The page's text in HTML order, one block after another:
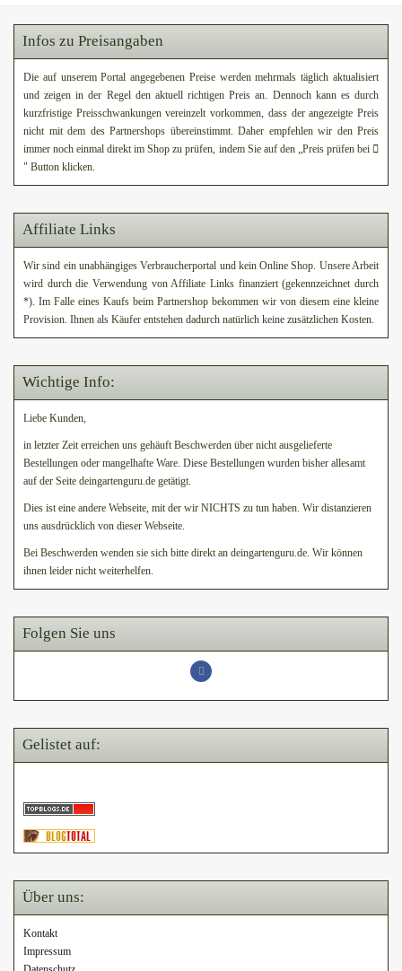
Infos zu Preisangaben
Die auf unserem Portal angegebenen Preise werden mehrmals täglich aktualisiert
und zeigen in der Regel den aktuell richtigen Preis an. Dennoch kann es durch
kurzfristige Preisschwankungen vereinzelt vorkommen, dass der angezeigte Preis
nicht mit dem des Partnershops übereinstimmt. Daher empfehlen wir den Preis
immer noch einmal direkt im Shop zu prüfen, indem Sie auf den „Preis prüfen bei
" Button klicken.
Affiliate Links
Wir sind ein unabhängiges Verbraucherportal und kein Online Shop. Unsere Arbeit
wird durch die Verwendung von Affiliate Links finanziert (gekennzeichnet durch
*). Im Falle eines Kaufs beim Partnershop bekommen wir von diesem eine kleine
Provision. Ihnen als Käufer entstehen dadurch natürlich keine zusätzlichen Kosten.
Wichtige Info:
Liebe Kunden,
in letzter Zeit erreichen uns gehäuft Beschwerden über nicht ausgelieferte
Bestellungen oder mangelhafte Ware. Diese Bestellungen wurden bisher allesamt
auf der Seite deingartenguru.de getätigt.
Dies ist eine andere Webseite, mit der wir NICHTS zu tun haben. Wir distanzieren
uns ausdrücklich von dieser Webseite.
Bei Beschwerden wenden sie sich bitte direkt an deingartenguru.de. Wir können
ihnen leider nicht weiterhelfen.
Folgen Sie uns
Gelistet auf:
Über uns:
Kontakt
Impressum